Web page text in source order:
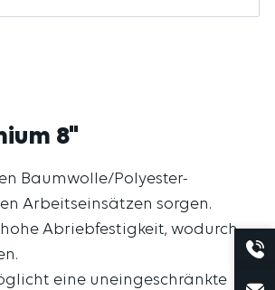
8"
Baumwolle/Polyester-
Arbeitseinsätzen sorgen.
Abriebfestigkeit, wodurch
eine uneingeschränkte